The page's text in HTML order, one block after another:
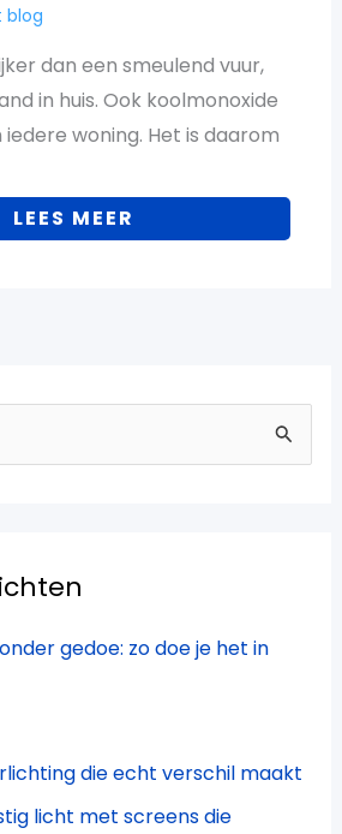
blog
dan een smeulend vuur,
in huis. Ook koolmonoxide
iedere woning. Het is daarom
LEES MEER
gedoe: zo doe je het in
die echt verschil maakt
licht met screens die